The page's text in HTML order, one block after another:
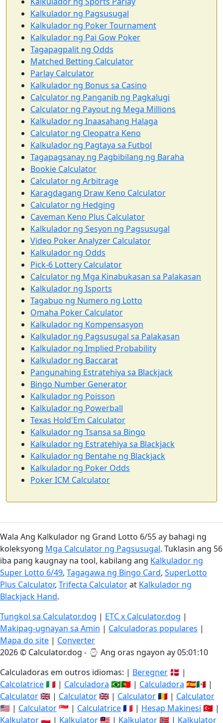
Kalkulador ng Pagsusugal
Kalkulador ng Poker Tournament
Kalkulador ng Pai Gow Poker
Tagapagpalit ng Odds
Matched Betting Calculator
Parlay Calculator
Kalkulador ng Bonus sa Casino
Calculator ng Panganib ng Pagkalugi
Calculator ng Payout ng Mega Millions
Kalkulador ng Inaasahang Halaga
Calculator ng Cleopatra Keno
Kalkulador ng Pagtaya sa Futbol
Tagapagsanay ng Pagbibilang ng Baraha
Bookie Calculator
Calculator ng Arbitrage
Karagdagang Draw Keno Calculator
Calculator ng Hedging
Caveman Keno Plus Calculator
Kalkulador ng Sesyon ng Pagsusugal
Video Poker Analyzer Calculator
Kalkulador ng Odds
Pick-6 Lottery Calculator
Calculator ng Mga Kinabukasan sa Palakasan
Kalkulador ng Isports
Tagabuo ng Numero ng Lotto
Omaha Poker Calculator
Kalkulador ng Kompensasyon
Kalkulador ng Pagsusugal sa Palakasan
Kalkulador ng Implied Probability
Kalkulador ng Baccarat
Pangunahing Estratehiya sa Blackjack
Bingo Number Generator
Kalkulador ng Poisson
Kalkulador ng Powerball
Texas Hold'Em Calculator
Kalkulador ng Tsansa sa Bingo
Kalkulador ng Estratehiya sa Blackjack
Kalkulador ng Bentahe ng Blackjack
Kalkulador ng Poker Odds
Poker ICM Calculator
Wala Ang Kalkulador ng Grand Lotto 6/55 ay bahagi ng
koleksyong Mga Calculator ng Pagsusugal. Tuklasin ang 56
iba pang kaugnay na tool, kabilang ang Kalkulador ng
Super Lotto 6/49, Tagagawa ng Bingo Card, SuperLotto
Plus Calculator, Trifecta Calculatorat Kalkulador ng
Blackjack Hand.
Tungkol sa Calculator.dog | ETC x Calculator.dog |
Makipag-ugnayan sa Amin | Calculadoras populares |
Mapa do site | Converter
2026 © Calculator.dog - ⌚ Ang oras ngayon ay 05:01:10
Calculadoras em outros idiomas: | Beregner 🇩🇰 |
Calcolatrice🇮🇹 | Calculadora 🇧🇷🇵🇹 | Calculadora 🇪🇸🇲🇽 |
Calculator🇬🇧 | Calculator🇬🇧 | Calculator🇷🇴 | Calculator
🇺🇸 | Calculator🇸🇬 | Calculatrice🇫🇷 | Hesap Makinesi 🇹🇷 |
Kalkulator🇵🇱 | Kalkulator🇲🇾 | Kalkulator🇳🇴 | Kalkulator